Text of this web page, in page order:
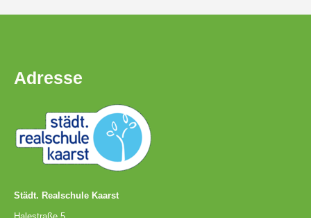
Adresse
Städt. Realschule Kaarst